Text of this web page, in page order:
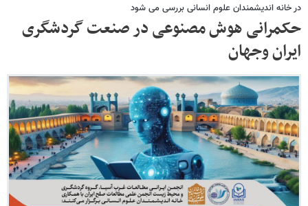
در خانه اندیشمندان علوم انسانی بررسی می شود
حکمرانی هوش مصنوعی در صنعت گردشگری
ایران وجهان